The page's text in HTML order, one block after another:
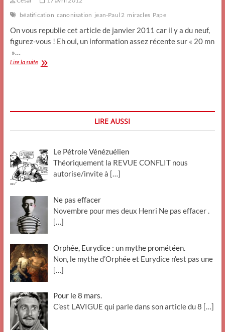
béatification canonisation jean-Paul 2 miracles Pape
On vous republie cet article de janvier 2011 car il y a du neuf,
figurez-vous ! Eh oui, un information assez récente sur « 20 mn
»…
Lire la suiteJean-
LIRE AUSSI
Le Pétrole Vénézuélien
Théoriquement la REVUE CONFLIT nous
autorise/invite à […]
Ne pas effacer
Novembre pour mes deux Henri Ne pas effacer .
[…]
Orphée, Eurydice : un mythe prométéen.
Non, le mythe d’Orphée et Eurydice n’est pas une
[…]
Pour le 8 mars.
C’est LAVIGUE qui parle dans son article du 8 […]